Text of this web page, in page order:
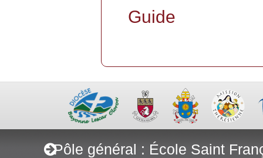
Guide
Pôle général : École Saint